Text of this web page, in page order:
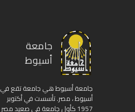
جامعة
أسيوط
جامعة أسيوط هي جامعة تقع في
أسيوط ، مصر. تأسست في أكتوبر
1957 كأول جامعة في صعيد مصر